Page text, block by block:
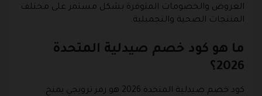
العروض والخصومات المتوفرة بشكل مستمر على مختلف
المنتجات الصحية والتجميلية.
ما هو كود خصم صيدلية المتحدة
2026؟
كود خصم صيدلية المتحدة 2026 هو رمز ترويجي يمنح